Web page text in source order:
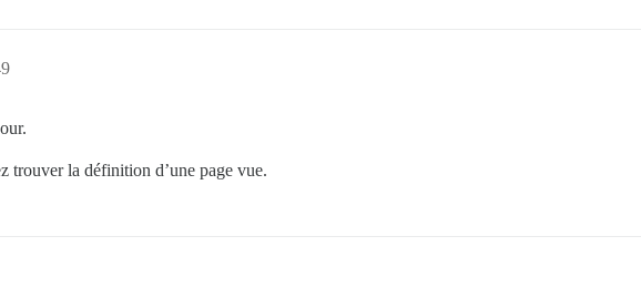
trouver la définition d’une page vue.